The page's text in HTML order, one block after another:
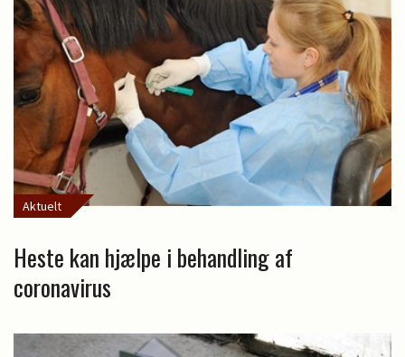
Aktuelt
Heste kan hjælpe i behandling af
coronavirus